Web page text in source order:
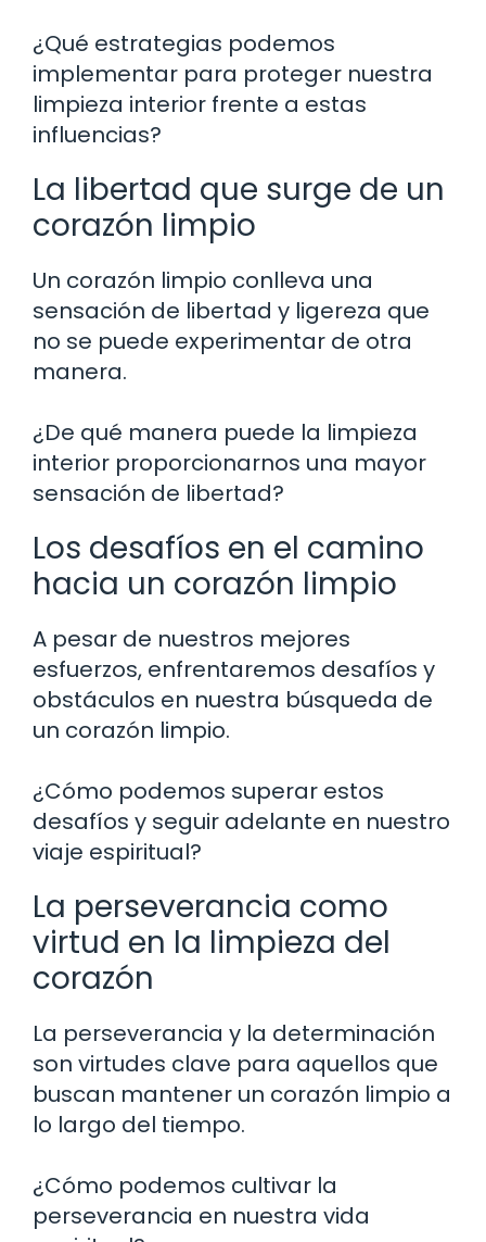
¿Qué estrategias podemos
implementar para proteger nuestra
limpieza interior frente a estas
influencias?
La libertad que surge de un
corazón limpio
Un corazón limpio conlleva una
sensación de libertad y ligereza que
no se puede experimentar de otra
manera.
¿De qué manera puede la limpieza
interior proporcionarnos una mayor
sensación de libertad?
Los desafíos en el camino
hacia un corazón limpio
A pesar de nuestros mejores
esfuerzos, enfrentaremos desafíos y
obstáculos en nuestra búsqueda de
un corazón limpio.
¿Cómo podemos superar estos
desafíos y seguir adelante en nuestro
viaje espiritual?
La perseverancia como
virtud en la limpieza del
corazón
La perseverancia y la determinación
son virtudes clave para aquellos que
buscan mantener un corazón limpio a
lo largo del tiempo.
¿Cómo podemos cultivar la
perseverancia en nuestra vida